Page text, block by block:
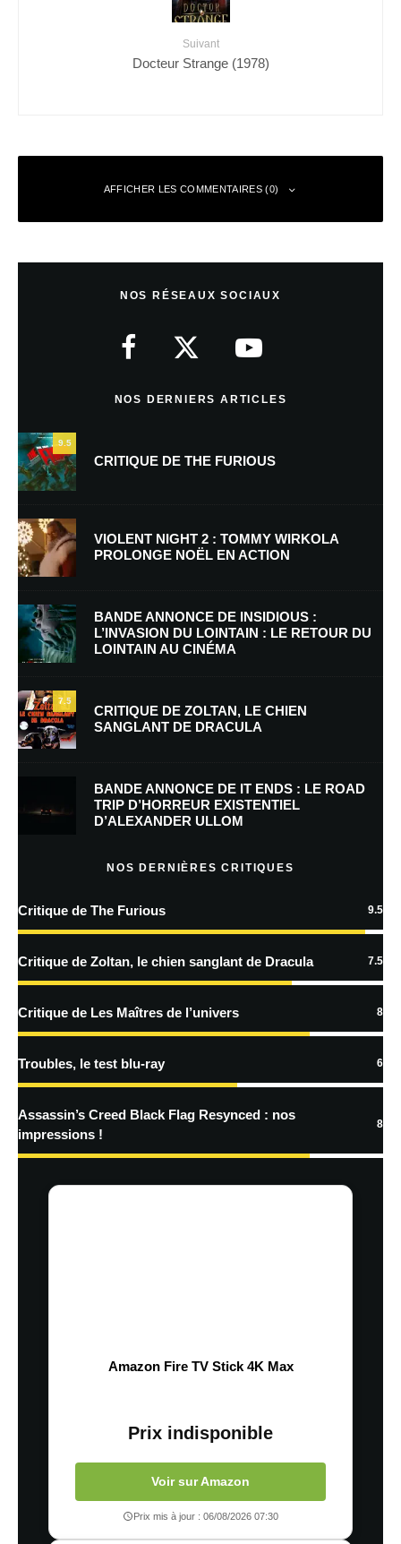
Suivant
Docteur Strange (1978)
AFFICHER LES COMMENTAIRES (0)
Nom*
E-mail* Site web
Enregistrer mon nom, mon e-mail et mon site dans le navigateur pour
mon prochain commentaire.
plus sur la façon dont les données de vos commentaires sont
NOS RÉSEAUX SOCIAUX
NOS DERNIERS ARTICLES
9.5
CRITIQUE DE THE FURIOUS
VIOLENT NIGHT 2 : TOMMY WIRKOLA
PROLONGE NOËL EN ACTION
BANDE ANNONCE DE INSIDIOUS :
L’INVASION DU LOINTAIN : LE RETOUR DU
LOINTAIN AU CINÉMA
7.5
CRITIQUE DE ZOLTAN, LE CHIEN
SANGLANT DE DRACULA
BANDE ANNONCE DE IT ENDS : LE ROAD
TRIP D’HORREUR EXISTENTIEL
D’ALEXANDER ULLOM
NOS DERNIÈRES CRITIQUES
Critique de The Furious 9.5
Critique de Zoltan, le chien sanglant de Dracula 7.5
Critique de Les Maîtres de l’univers 8
Troubles, le test blu-ray 6
Assassin’s Creed Black Flag Resynced : nos
impressions !
8
Amazon Fire TV Stick 4K Max
Prix indisponible
Voir sur Amazon
Prix mis à jour : 06/08/2026 07:30